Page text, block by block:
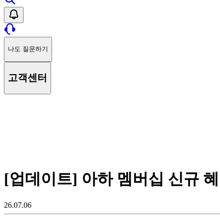
나도 질문하기
고객센터
[업데이트] 아하 멤버십 신규
26.07.06